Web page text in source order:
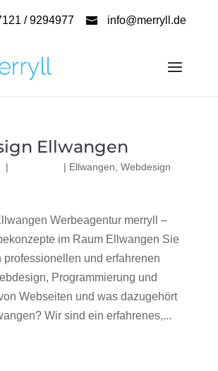
/ 9294977 info@merryll.de
Ellwangen
| | Ellwangen Webdesign
Werbeagentur merryll –
im Raum Ellwangen Sie
professionellen und erfahrenen
Programmierung und
Webseiten und was dazugehört
Wir sind ein erfahrenes,...